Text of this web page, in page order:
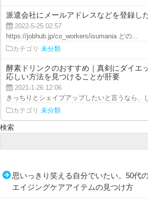
派遣会社にメールアドレスなどを登録し
2022-5-25 02:57
https://jobhub.jp/co_workers/isumania どの...
カテゴリ 未分類
酵素ドリンクのおすすめ｜真剣にダイエ
応しい方法を見つけることが肝要
2021-1-26 12:06
きっちりとシェイプアップしたいと言うなら
カテゴリ 未分類
検索
思いっきり笑える自分でいたい。50代
エイジングケアアイテムの見つけ方